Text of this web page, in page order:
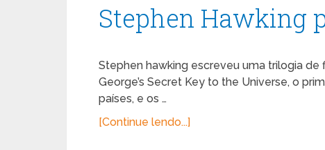
Stephen Hawking
Stephen hawking escreveu uma trilogia
George’s Secret Key to the Universe, o
países, e os …
[Continue lendo...]